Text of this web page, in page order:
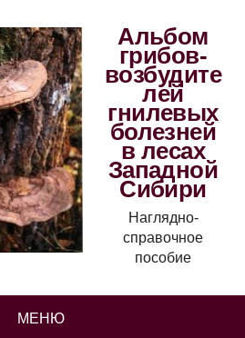
Альбом
грибов-
возбудите
лей
гнилевых
болезней
в лесах
Западной
Сибири
Наглядно-
справочное
пособие
МЕНЮ